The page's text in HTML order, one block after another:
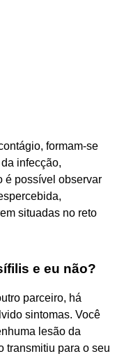
formam-se
infecção,
é possível observar
situadas no reto
e eu não?
parceiro, há
sintomas. Você
lesão da
transmitiu para o seu